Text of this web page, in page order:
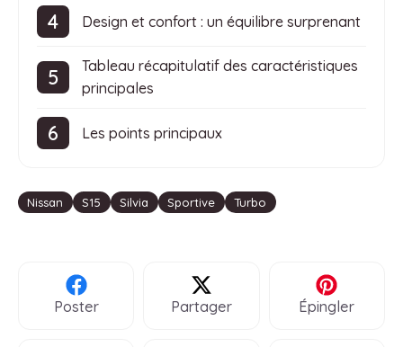
Design et confort : un équilibre surprenant
Tableau récapitulatif des caractéristiques
principales
Les points principaux
Étiquettes
Nissan S15 Silvia Sportive Turbo
Poster Partager Épingler